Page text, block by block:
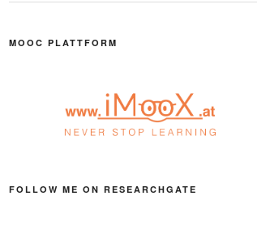
MOOC PLATTFORM
FOLLOW ME ON RESEARCHGATE